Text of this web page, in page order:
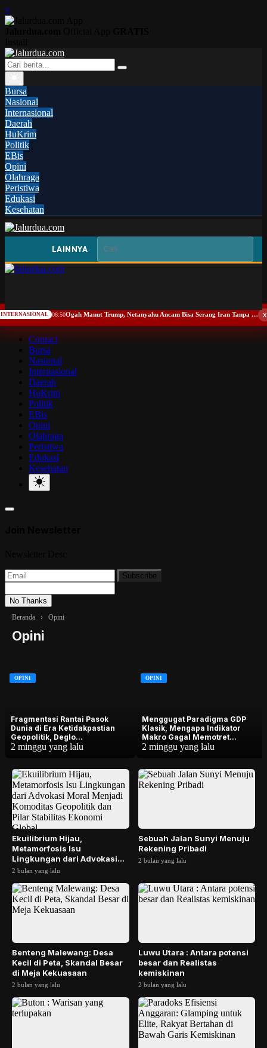
×
Bursa
Nasional
Internasional
Daerah
HuKrim
Politik
EBis
Opini
Olahraga
Peristiwa
Edukasi
Kesehatan
LAINNYA
Contact
Bursa
Nasional
Internasional
Daerah
HuKrim
Politik
EBis
Opini
Olahraga
Peristiwa
Edukasi
Kesehatan
Subscribe
No Thanks
Beranda › Opini
Opini
OPINI
Fragmentasi Rantai Pasok
Dunia di Era Ketidakpastian
Geopolitik, Deglo...
2 minggu yang lalu
OPINI
Menggugat Paradigma GDP
Klasik, Mengapa Indikator
Makro Gagal Memotret...
2 minggu yang lalu
Ekuilibrium Hijau,
Metamorfosis Isu
Lingkungan dari Advokasi
Moral Menjadi Komoditas
2 bulan yang lalu
Sebuah Jalan Sunyi Menuju
Rekening Pribadi
2 bulan yang lalu
Benteng Malewang: Desa
Kecil di Peta, Skandal Besar
di Meja Kekuasaan
2 bulan yang lalu
Luwu Utara : Antara potensi
besar dan Realistas
kemiskinan
2 bulan yang lalu
x
INTERNASIONAL 08:50 Ogah Manut Trump, Netanyahu Ancam Bisa Serang Iran Tanpa Restu AS